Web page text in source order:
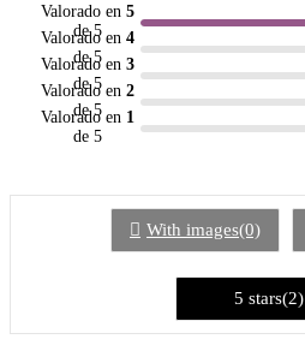
Valorado en 5
de 5
Valorado en 4
de 5
Valorado en 3
de 5
Valorado en 2
de 5
Valorado en 1
de 5
With images(0)
5 stars(2)